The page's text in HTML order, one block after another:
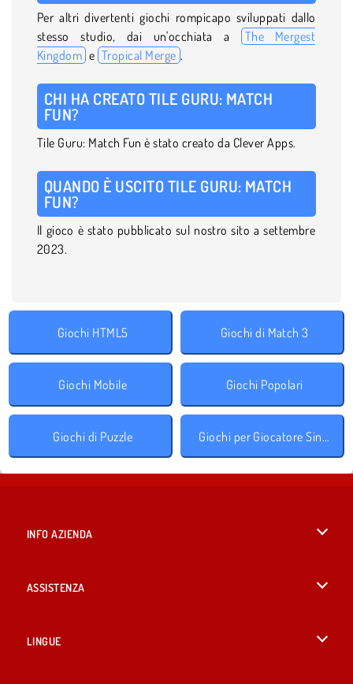
Per altri divertenti giochi rompicapo sviluppati dallo
stesso studio, dai un'occhiata a
The Mergest
Kingdom e Tropical Merge .
CHI HA CREATO TILE GURU: MATCH
FUN?
Tile Guru: Match Fun è stato creato da Clever Apps.
QUANDO È USCITO TILE GURU: MATCH
FUN?
Il gioco è stato pubblicato sul nostro sito a settembre
2023.
Giochi HTML5 Giochi di Match 3
Giochi Mobile Giochi Popolari
Giochi di Puzzle Giochi per Giocatore Singolo
INFO AZIENDA
ASSISTENZA
LINGUE